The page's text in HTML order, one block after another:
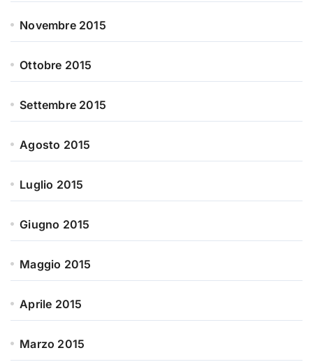
Novembre 2015
Ottobre 2015
Settembre 2015
Agosto 2015
Luglio 2015
Giugno 2015
Maggio 2015
Aprile 2015
Marzo 2015